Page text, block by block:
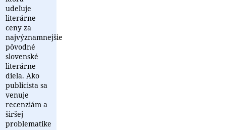
udeľuje
literárne
ceny za
najvýznamnejšie
pôvodné
slovenské
literárne
diela. Ako
publicista sa
venuje
recenziám a
širšej
problematike